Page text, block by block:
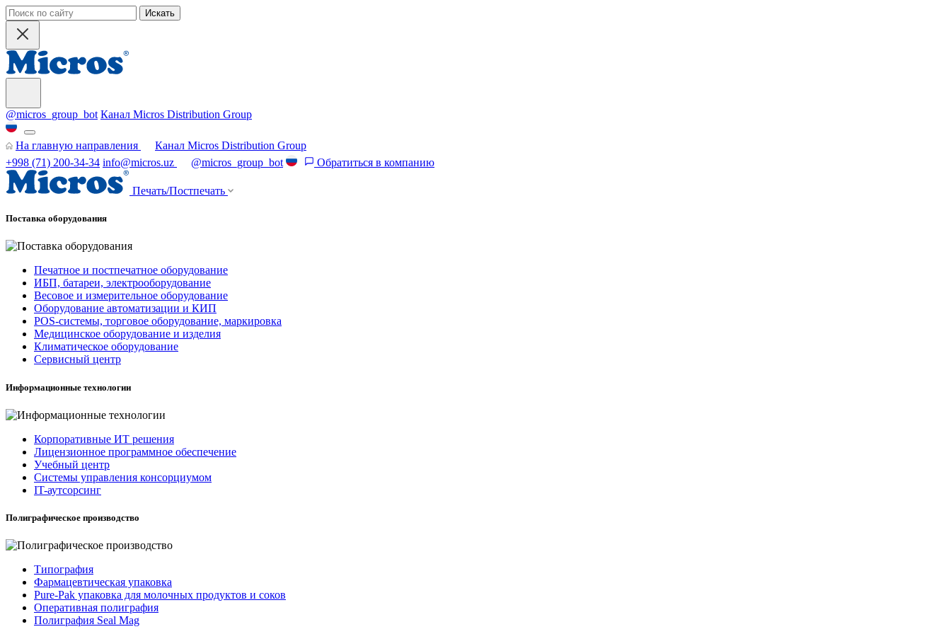
Искать
@micros_group_bot Канал Micros Distribution Group
На главную направления
Канал Micros Distribution Group
+998 (71) 200-34-34 info@micros.uz @micros_group_bot Обратиться в компанию
Печать/Постпечать
Поставка оборудования
Печатное и постпечатное оборудование
ИБП, батареи, электрооборудование
Весовое и измерительное оборудование
Оборудование автоматизации и КИП
POS-системы, торговое оборудование, маркировка
Медицинское оборудование и изделия
Климатическое оборудование
Сервисный центр
Информационные технологии
Корпоративные ИТ решения
Лицензионное программное обеспечение
Учебный центр
Системы управления консорциумом
IT-аутсорсинг
Полиграфическое производство
Типография
Фармацевтическая упаковка
Pure-Pak упаковка для молочных продуктов и соков
Оперативная полиграфия
Полиграфия Seal Mag